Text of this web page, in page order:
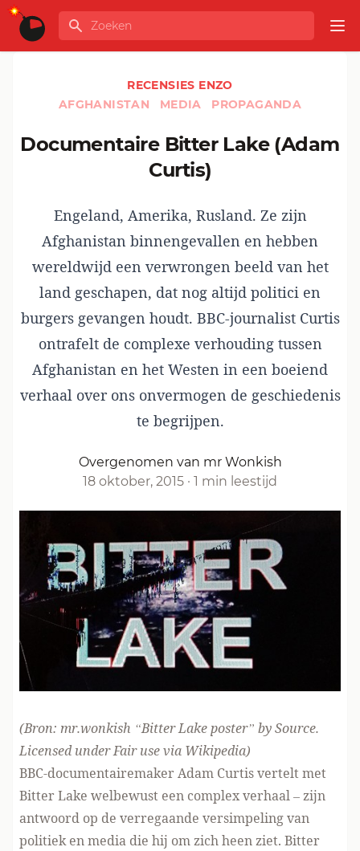
Ga naar de inhoud
GLOBALINFO
Zoeken
RECENSIES ENZO
AFGHANISTAN
MEDIA PROPAGANDA
Documentaire Bitter Lake (Adam
Curtis)
Engeland, Amerika, Rusland. Ze zijn
Afghanistan binnengevallen en hebben
wereldwijd een verwrongen beeld van het
land geschapen, dat nog altijd politici en
burgers gevangen houdt. BBC-journalist Curtis
ontrafelt de complexe verhouding tussen
Afghanistan en het Westen in een boeiend
verhaal over ons onvermogen de geschiedenis
te begrijpen.
Overgenomen van mr Wonkish
18 oktober, 2015 · 1 min leestijd
(Bron: mr.wonkish “Bitter Lake poster” by Source.
Licensed under Fair use via Wikipedia)
BBC-documentairemaker Adam Curtis vertelt met
Bitter Lake welbewust een complex verhaal – zijn
antwoord op de verregaande versimpeling van
politiek en media die hij om zich heen ziet. Bitter